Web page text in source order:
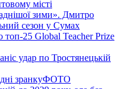
місті
зими». Дмитро
сезон у Сумах
топ-25 Global Teacher Prize
удар по Тростянецькій
зранкуФОТО